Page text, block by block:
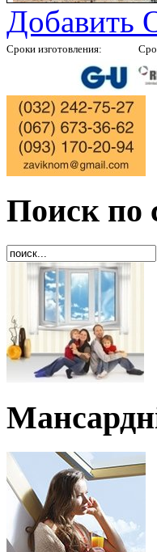
Добавить
Сроки изготовления:
Окон цвет профиля белый 10
Подоконников 3 дня, |
|
Поиск по